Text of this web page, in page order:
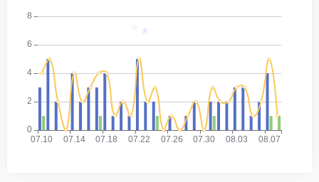
*
*